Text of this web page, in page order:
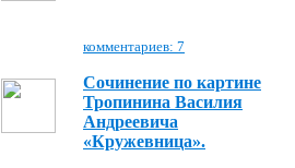
комментариев: 7
Сочинение по картине
Тропинина Василия
Андреевича
«Кружевница».